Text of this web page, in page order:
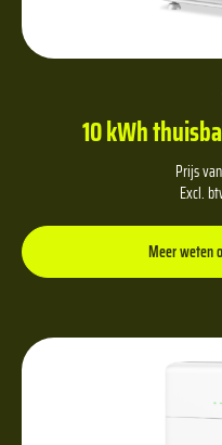
10 kWh
Prijs
Excl.
Meer weten